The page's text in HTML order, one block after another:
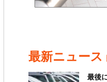
最新ニュース
最後